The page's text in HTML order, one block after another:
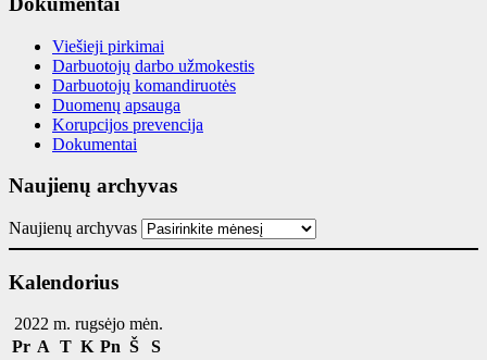
Viešieji pirkimai
Darbuotojų darbo užmokestis
Darbuotojų komandiruotės
Duomenų apsauga
Korupcijos prevencija
Dokumentai
Naujienų archyvas
Naujienų archyvas
Kalendorius
2022 m. rugsėjo mėn.
Pr A T K Pn Š
S